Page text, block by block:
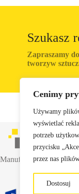
Cenimy
Używamy
wyświetlać
potrzeb
przycisku
przez nas
Dostosuj
Szukasz
Zapraszamy
tworzyw
Manufacturer of